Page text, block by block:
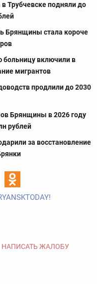
Трубчевске подняли до
Брянщины стала короче
включили в
мигрантов
продлили до 2030
Брянщины в 2026 году
рублей
за восстановление
НАПИСАТЬ ЖАЛОБУ